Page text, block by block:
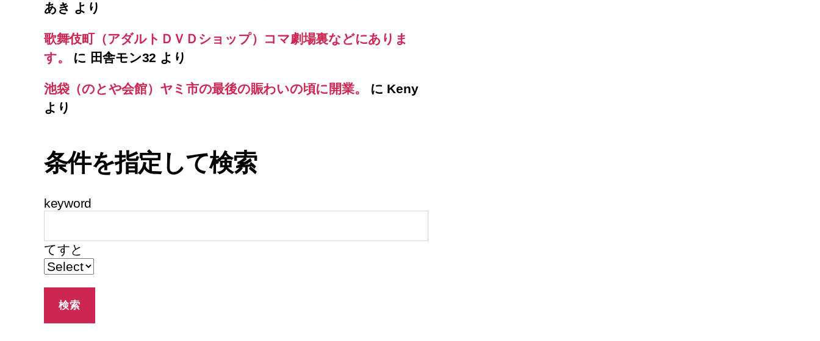
あき より
歌舞伎町（アダルトＤＶＤショップ）コマ劇場裏などにありま
す。
に 田舎モン32 より
池袋（のとや会館）ヤミ市の最後の賑わいの頃に開業。 に Keny
より
条件を指定して検索
keyword
てすと